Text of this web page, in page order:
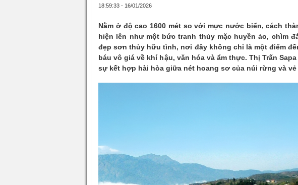
18:59:33 - 16/01/2026
Nằm ở độ cao 1600 mét so với mực nước biển, cách
hiện lên như một bức tranh thủy mặc huyền ảo, chìm
đẹp sơn thủy hữu tình, nơi đây không chỉ là một điểm
báu vô giá về khí hậu, văn hóa và ẩm thực.Thị Trấn Sapa
sự kết hợp hài hòa giữa nét hoang sơ của núi rừng và